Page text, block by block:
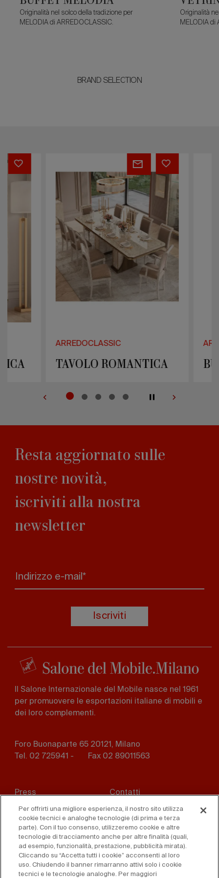
Originalità nel solco della tradizione per
MELODIA di ARREDOCLASSIC.
Originalità
MELODIA di
BRAND SELECTION
TAVOLO
ROMANTICA
ARREDOCLASSIC
TAVOLO ROMANTICA
BUFFET
BUFFET
Resta aggiornato sulle
nostre novità,
iscriviti alla nostra
newsletter
Indirizzo e-mail*
Iscriviti
Il Salone Internazionale del Mobile nasce nel 1961
per promuovere le esportazioni italiane di mobili e
dei loro complementi.
Foro Buonaparte 65 20121, Milano
Tel. 02 725941 -
Fax 02 89011563
menu
Press Contatti
Whistleblowing Privacy
Disclaimer D. Lgs. 231/01
Cookies Condizioni di vendita
Per offrirti una migliore esperienza, il nostro sito utilizza
cookie tecnici e analoghe tecnologie (di prima e terza
parte). Con il tuo consenso, utilizzeremo cookie e altre
tecnologie di tracciamento anche per altre finalità (quali,
ad esempio, funzionalità, prestazione, pubblicità mirata).
Cliccando su “Accetta tutti i cookie” acconsenti al loro
uso. Chiudendo il banner rimarranno attivi solo i cookie
tecnici e le tecnologie analoghe. Per maggiori